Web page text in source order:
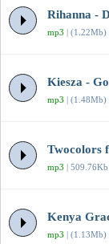
Rihanna -
mp3 | (1.22Mb)
Kiesza -
mp3 | (1.48Mb)
Twocolors
mp3 |
Kenya
mp3 | (1.13Mb)